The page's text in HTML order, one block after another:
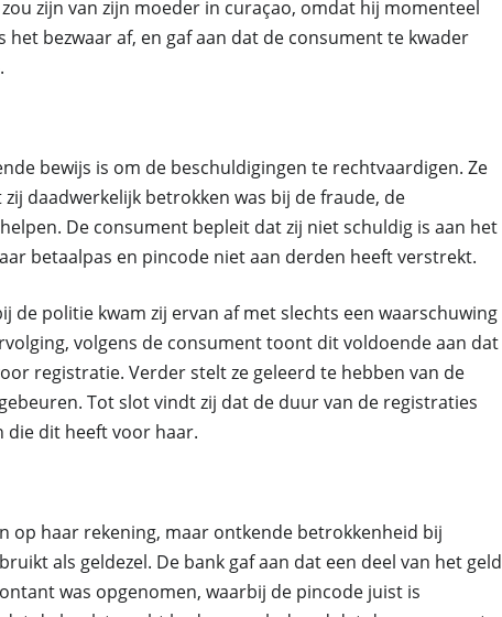
zijn van zijn moeder in curaçao, omdat hij momenteel
het bezwaar af, en gaf aan dat de consument te kwader
bewijs is om de beschuldigingen te rechtvaardigen. Ze
daadwerkelijk betrokken was bij de fraude, de
De consument bepleit dat zij niet schuldig is aan het
betaalpas en pincode niet aan derden heeft verstrekt.
de politie kwam zij ervan af met slechts een waarschuwing
volgens de consument toont dit voldoende aan dat
registratie. Verder stelt ze geleerd te hebben van de
Tot slot vindt zij dat de duur van de registraties
dit heeft voor haar.
op haar rekening, maar ontkende betrokkenheid bij
als geldezel. De bank gaf aan dat een deel van het geld
was opgenomen, waarbij de pincode juist is